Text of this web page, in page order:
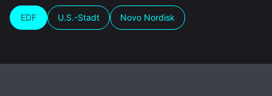
EDF U.S.-Stadt Novo Nordisk